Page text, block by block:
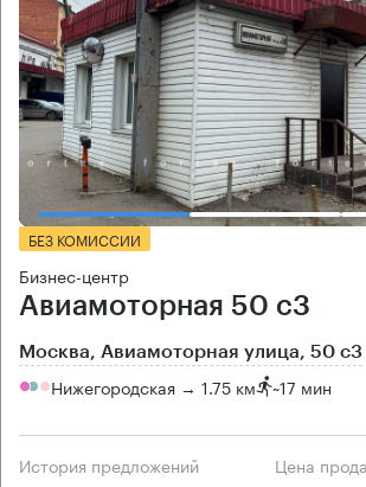
БЕЗ КОМИССИИ
Бизнес-центр
Авиамоторная 50 с3
Москва, Авиамоторная улица, 50 с3
Нижегородская → 1.75 км ~17 мин
История предложений Цена